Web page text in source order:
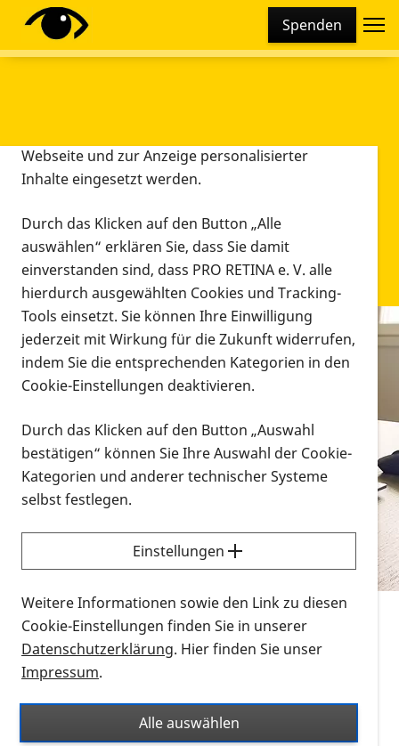
Spenden
Infomaterial
Infomaterial
Vorlesen
Alle Infomaterialien in verschiedenen
Formaten an einem Ort
Sie möchten wissen, wie Sie nach Infonmaterial
suchen und dieses bestellen bzw. herunterladen
können? Schauen Sie sich dieErklärvideos zum
Thema Infomaterial auf der PRO RETINA-Website
für blinde und sehbehinderte Menschen an.
Auf dieser Seite finden Sie sämtliches Infomaterial
Ort. Nutzen Sie den Formatfilter, um ausschließlich
nach Flyern und Broschüren, Audios oder Videos zu
Diese Webseite setzt verschiedene Cookies und
Tracking-Tools ein. Dies beinhaltet Cookies und
Webseite und zur Anzeige personalisierter
Inhalte eingesetzt werden.
Durch das Klicken auf den Button „Alle
auswählen“ erklären Sie, dass Sie damit
einverstanden sind, dass PRO RETINA e. V. alle
hierdurch ausgewählten Cookies und Tracking-
Tools einsetzt. Sie können Ihre Einwilligung
jederzeit mit Wirkung für die Zukunft widerrufen,
indem Sie die entsprechenden Kategorien in den
Cookie-Einstellungen deaktivieren.
Durch das Klicken auf den Button „Auswahl
bestätigen“ können Sie Ihre Auswahl der Cookie-
Kategorien und anderer technischer Systeme
selbst festlegen.
Einstellungen
Weitere Informationen sowie den Link zu diesen
Cookie-Einstellungen finden Sie in unserer
Datenschutzerklärung. Hier finden Sie unser
Impressum.
Alle auswählen